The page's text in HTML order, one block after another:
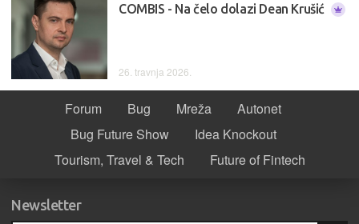
COMBIS - Na čelo dolazi Dean Krušić
26. travnja 2026.
Forum Bug Mreža
Autonet
Bug Future Show
Idea Knockout
Tourism, Travel & Tech
Future of Fintech
Newsletter